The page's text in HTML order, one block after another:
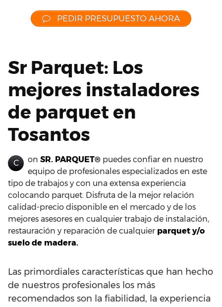
PEDIR PRESUPUESTO AHORA
Sr Parquet: Los
mejores instaladores
de parquet en
Tosantos
C on SR. PARQUET® puedes confiar en nuestro
equipo de profesionales especializados en este
tipo de trabajos y con una extensa experiencia
colocando parquet. Disfruta de la mejor relación
calidad-precio disponible en el mercado y de los
mejores asesores en cualquier trabajo de instalación,
restauración y reparación de cualquier parquet y/o
suelo de madera.
Las primordiales características que han hecho
de nuestros profesionales los más
recomendados son la fiabilidad, la experiencia